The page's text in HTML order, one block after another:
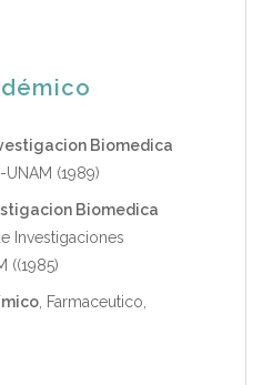
Biomedica
UNAM (1989)
Biomedica
Investigaciones
((1985)
, Farmaceutico,